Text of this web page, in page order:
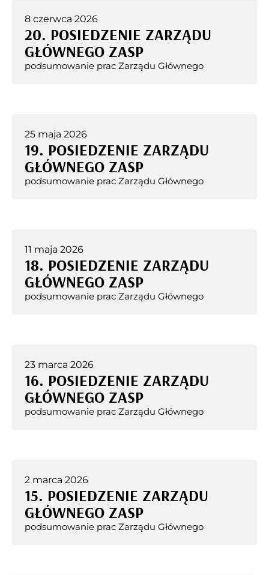
8 czerwca 2026
20. POSIEDZENIE ZARZĄDU
GŁÓWNEGO ZASP
podsumowanie prac Zarządu Głównego
25 maja 2026
19. POSIEDZENIE ZARZĄDU
GŁÓWNEGO ZASP
podsumowanie prac Zarządu Głównego
11 maja 2026
18. POSIEDZENIE ZARZĄDU
GŁÓWNEGO ZASP
podsumowanie prac Zarządu Głównego
23 marca 2026
16. POSIEDZENIE ZARZĄDU
GŁÓWNEGO ZASP
podsumowanie prac Zarządu Głównego
2 marca 2026
15. POSIEDZENIE ZARZĄDU
GŁÓWNEGO ZASP
podsumowanie prac Zarządu Głównego